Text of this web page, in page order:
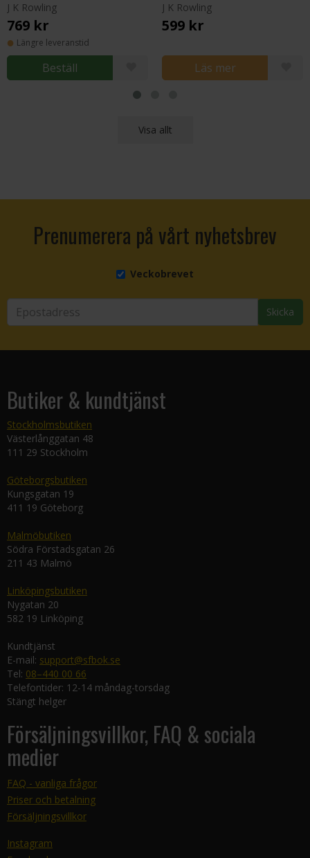
J K Rowling
769 kr
Längre leveranstid
Beställ
J K Rowling
599 kr
Läs mer
Visa allt
Prenumerera på vårt nyhetsbrev
Veckobrevet
Skicka
Butiker & kundtjänst
Stockholmsbutiken
Västerlånggatan 48
111 29 Stockholm
Göteborgsbutiken
Kungsgatan 19
411 19 Göteborg
Malmöbutiken
Södra Förstadsgatan 26
211 43 Malmö
Linköpingsbutiken
Nygatan 20
582 19 Linköping
Kundtjänst
E-mail: support@sfbok.se
Tel: 08–440 00 66
Telefontider: 12-14 måndag-torsdag
Stängt helger
Försäljningsvillkor, FAQ & sociala
medier
FAQ - vanliga frågor
Priser och betalning
Försäljningsvillkor
Instagram